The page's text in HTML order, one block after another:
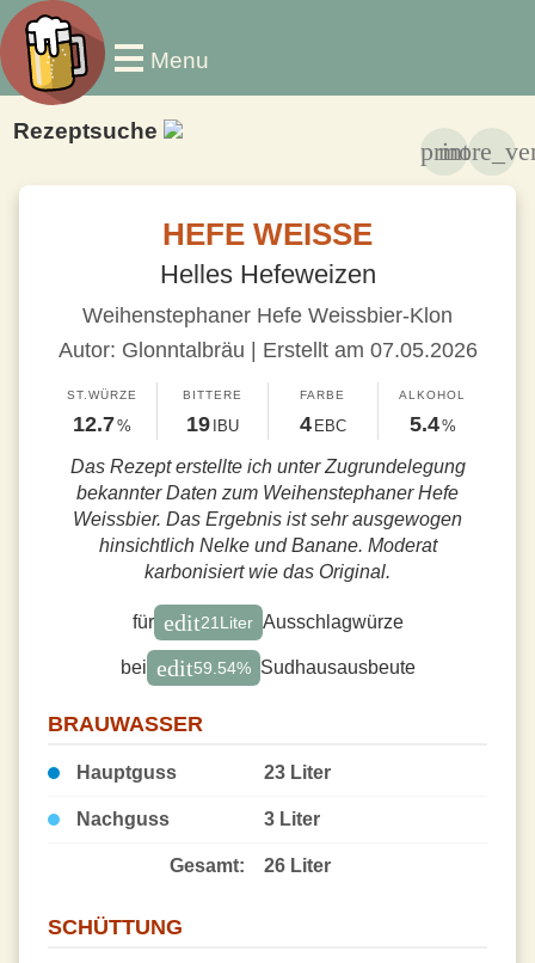
Menu
Rezeptsuche
print
HEFE WEISSE
Helles Hefeweizen
Weihenstephaner Hefe Weissbier-Klon
Autor: Glonntalbräu | Erstellt am 07.05.2026
ST.WÜRZE
12.7%
BITTERE
19 IBU
FARBE
4 EBC
ALKOHOL
5.4%
Das Rezept erstellte ich unter Zugrundelegung
bekannter Daten zum Weihenstephaner Hefe
Weissbier. Das Ergebnis ist sehr ausgewogen
hinsichtlich Nelke und Banane. Moderat
karbonisiert wie das Original.
für edit21Liter Ausschlagwürze
bei edit59.54% Sudhausausbeute
BRAUWASSER
Hauptguss 23 Liter
Nachguss 3 Liter
Gesamt: 26 Liter
SCHÜTTUNG